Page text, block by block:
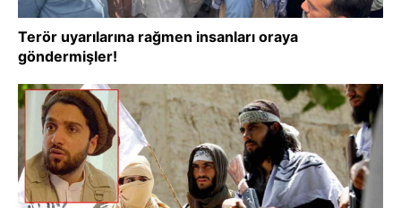
Terör uyarılarına rağmen insanları oraya
göndermişler!